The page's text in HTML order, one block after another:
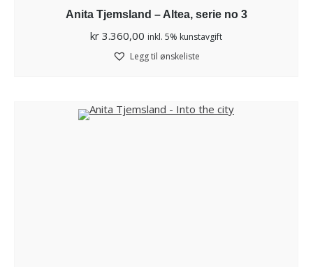
Anita Tjemsland – Altea, serie no 3
kr 3.360,00 inkl. 5% kunstavgift
Legg til ønskeliste